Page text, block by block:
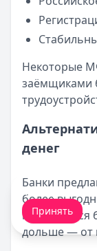
Некоторые
заёмщиками
денег
Банки
более
дольше — от
Мы
Принять